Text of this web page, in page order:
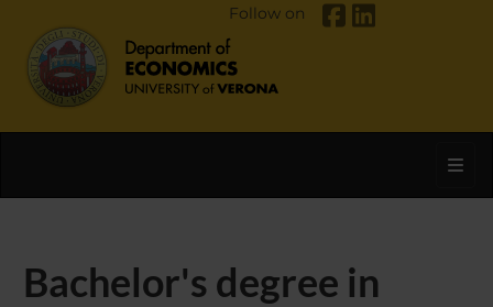
Follow on
Bachelor's degree in